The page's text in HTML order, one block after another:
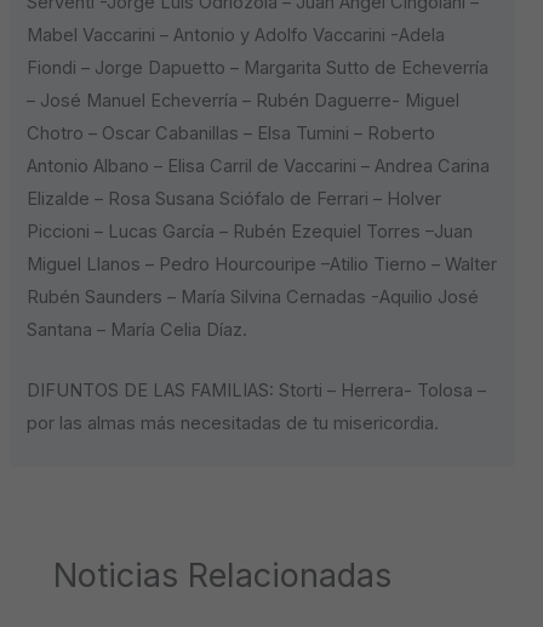
Mabel Vaccarini – Antonio y Adolfo Vaccarini -Adela
Fiondi – Jorge Dapuetto – Margarita Sutto de Echeverría
– José Manuel Echeverría – Rubén Daguerre- Miguel
Chotro – Oscar Cabanillas – Elsa Tumini – Roberto
Antonio Albano – Elisa Carril de Vaccarini – Andrea Carina
Elizalde – Rosa Susana Sciófalo de Ferrari – Holver
Piccioni – Lucas García – Rubén Ezequiel Torres –Juan
Miguel Llanos – Pedro Hourcouripe –Atilio Tierno – Walter
Rubén Saunders – María Silvina Cernadas -Aquilio José
Santana – María Celia Díaz.
DIFUNTOS DE LAS FAMILIAS: Storti – Herrera- Tolosa –
por las almas más necesitadas de tu misericordia.
Noticias Relacionadas